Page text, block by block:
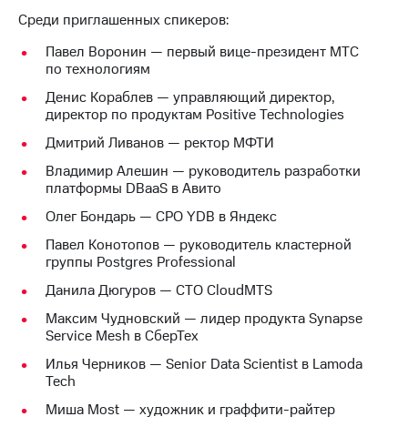
"МТС"
акционеров
Личный
кабинет
акционера
Акционерный
капитал
Контроль
и
аудит
Рынок
Описание
Программа
приобретения
Порядок
выкупа
Дивиденды
облигаций
Среди приглашенных спикеров:
Павел Воронин — первый вице-президент МТС
по технологиям
Денис Кораблев — управляющий директор,
директор по продуктам Positive Technologies
Дмитрий Ливанов — ректор МФТИ
Владимир Алешин — руководитель разработки
платформы DBaaS в Авито
Олег Бондарь — CPO YDB в Яндекс
Павел Конотопов — руководитель кластерной
группы Postgres Professional
Данила Дюгуров — СТО CloudMTS
Максим Чудновский — лидер продукта Synapse
Service Mesh в СберТех
Илья Черников — Senior Data Scientist в Lamoda
Tech
Миша Most — художник и граффити-райтер